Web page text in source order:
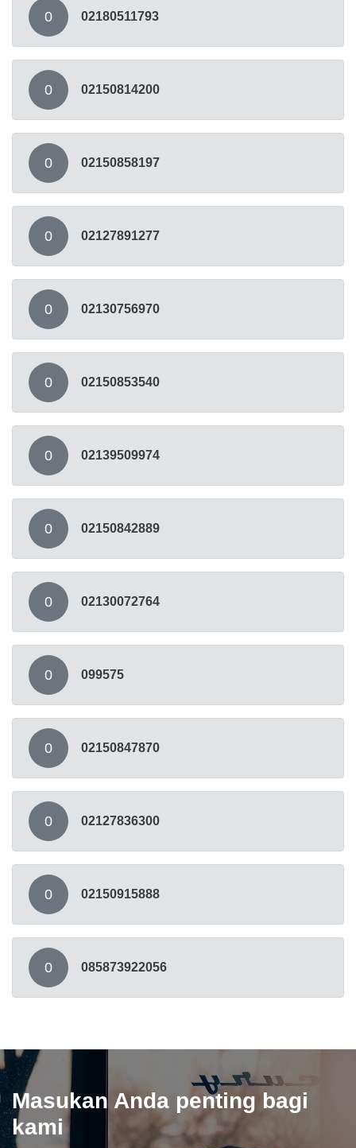
0 02180511793
0 02150814200
0 02150858197
0 02127891277
0 02130756970
0 02150853540
0 02139509974
0 02150842889
0 02130072764
0 099575
0 02150847870
0 02127836300
0 02150915888
0 085873922056
Masukan Anda penting bagi
kami